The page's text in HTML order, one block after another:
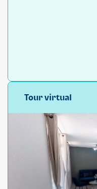
Tour virtual